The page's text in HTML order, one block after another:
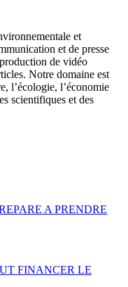
et
et de presse
de vidéo
Notre domaine est
l’écologie, l’économie
scientifiques et des
A PRENDRE
FINANCER LE